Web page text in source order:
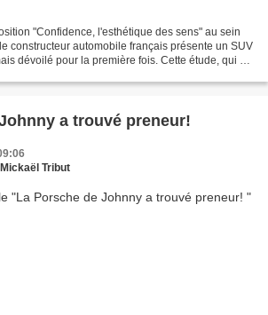
"Confidence, l'esthétique des sens" au sein
constructeur automobile français présente un SUV
dévoilé pour la première fois. Cette étude, qui est
a trouvé preneur!
Tribut